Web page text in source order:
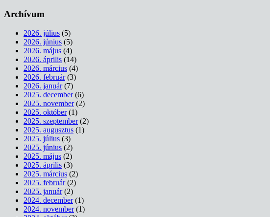
Archívum
2026. július (5)
2026. június (5)
2026. május (4)
2026. április (14)
2026. március (4)
2026. február(3)
2026. január(7)
2025. december(6)
2025. november(2)
2025. október(1)
2025. szeptember(2)
2025. augusztus (1)
2025. július (3)
2025. június (2)
2025. május (2)
2025. április (3)
2025. március (2)
2025. február(2)
2025. január(2)
2024. december(1)
2024. november(1)